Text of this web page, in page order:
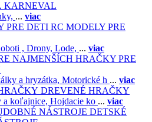
KARNEVAL
... viac
RC MODELY PRE
, Drony, Lode, ... viac
HRAČKY PRE
a hryzátka, Motorické h ... viac
DREVENÉ HRAČKY
a koľajnice, Hojdacie ko ... viac
DETSKÉ